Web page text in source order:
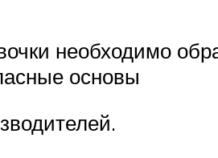
необходимо
основы